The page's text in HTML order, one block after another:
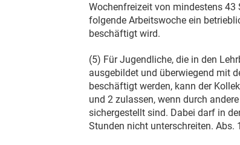
Wochenfreizeit von mindestens
folgende Arbeitswoche ein
beschäftigt wird.
(5) Für Jugendliche, die in den
ausgebildet und überwiegend mit
beschäftigt werden, kann der
und 2 zulassen, wenn durch
sichergestellt sind. Dabei darf in
Stunden nicht unterschreiten. Abs.